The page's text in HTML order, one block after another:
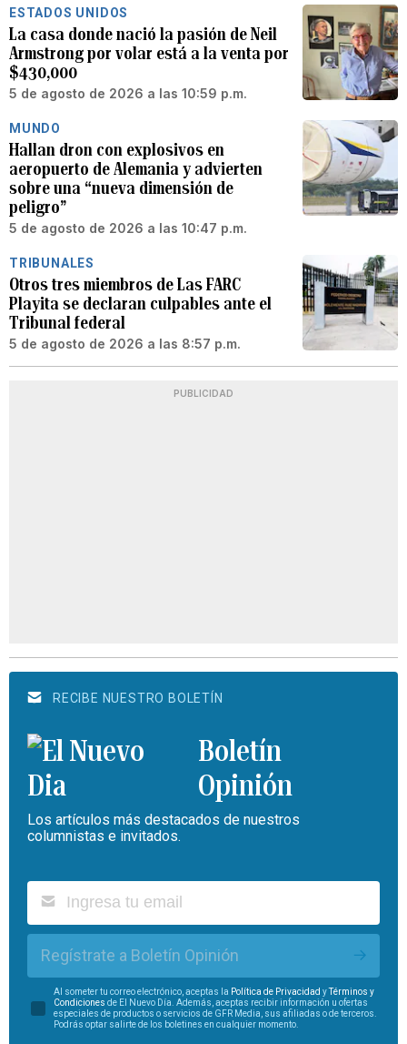
ESTADOS UNIDOS
La casa donde nació la pasión de Neil
Armstrong por volar está a la venta por
$430,000
5 de agosto de 2026 a las 10:59 p.m.
MUNDO
Hallan dron con explosivos en
aeropuerto de Alemania y advierten
sobre una “nueva dimensión de
peligro”
5 de agosto de 2026 a las 10:47 p.m.
TRIBUNALES
Otros tres miembros de Las FARC
Playita se declaran culpables ante el
Tribunal federal
5 de agosto de 2026 a las 8:57 p.m.
PUBLICIDAD
RECIBE NUESTRO BOLETÍN
Boletín
Opinión
Los artículos más destacados de nuestros
columnistas e invitados.
Regístrate a Boletín Opinión
Al someter tu correo electrónico, aceptas la Política de Privacidad yTérminos y
Condiciones de El Nuevo Día. Además, aceptas recibir información u ofertas
especiales de productos o servicios de GFR Media, sus afiliadas o de terceros.
Podrás optar salirte de los boletines en cualquier momento.